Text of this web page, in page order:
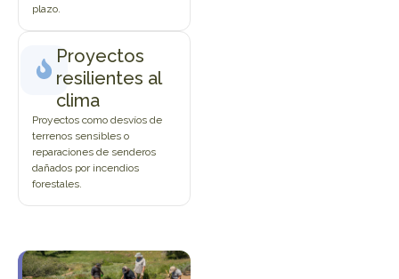
plazo.
Proyectos
resilientes al
clima
Proyectos como desvíos de
terrenos sensibles o
reparaciones de senderos
dañados por incendios
forestales.